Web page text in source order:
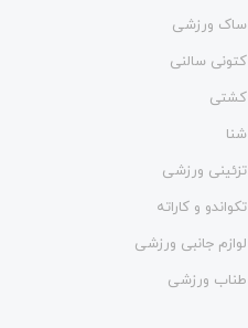
ساک ورزشی
کتونی سالنی
کشتی
شنا
تزئینی ورزشی
تکواندو و کاراته
لوازم جانبی ورزشی
طناب ورزشی